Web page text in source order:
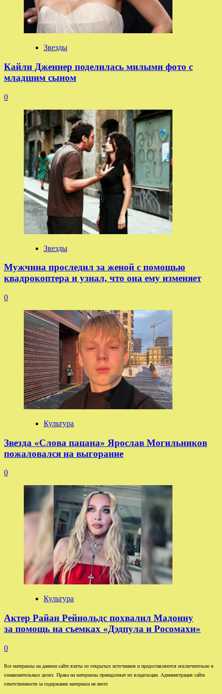
Звезды
Кайли Дженнер поделилась милыми фото с
младшим сыном
0
Звезды
Мужчина проследил за женой с помощью
квадрокоптера и узнал, что она ему изменяет
0
Культура
Звезда «Слова пацана» Ярослав Могильников
пожаловался на выгорание
0
Культура
Актер Райан Рейнольдс похвалил Мадонну
за помощь на съемках «Дэдпула и Росомахи»
0
Все материалы на данном сайте взяты из открытых источников и предоставляются исключительно в
ознакомительных целях. Права на материалы принадлежат их владельцам. Администрация сайта
ответственности за содержание материала не несет.